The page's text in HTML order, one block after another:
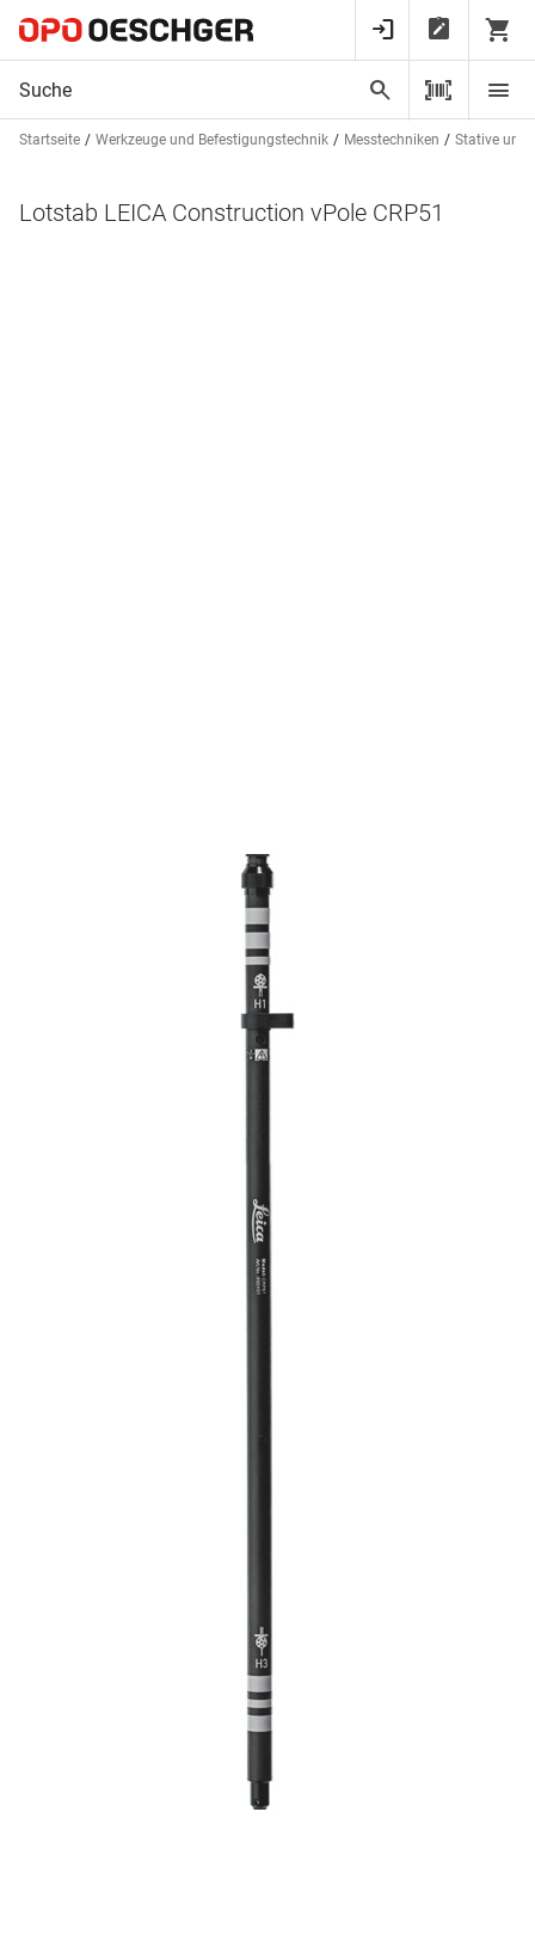
Startseite Werkzeuge und Befestigungstechnik Messtechniken Stative und
Lotstab LEICA Construction vPole CRP51